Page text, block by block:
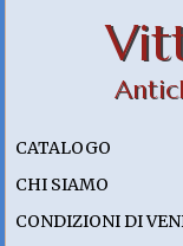
CATALOGO
CHI SIAMO
CONDIZIONI DI